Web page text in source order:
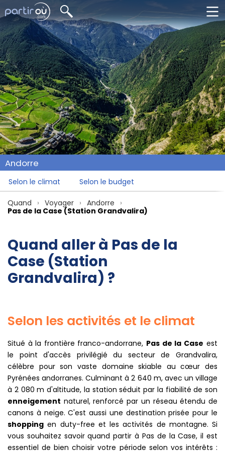
Andorre
Selon le climat Selon le budget
Quand Voyager
Andorre
Pas de la Case (Station Grandvalira)
Quand aller à Pas de la
Case (Station
Grandvalira) ?
Selon les activités et le climat
Situé à la frontière franco-andorrane, Pas de la Case est
le point d'accès privilégié du secteur de Grandvalira,
célèbre pour son vaste domaine skiable au cœur des
Pyrénées andorranes. Culminant à 2 640 m, avec un village
à 2 080 m d'altitude, la station séduit par la fiabilité de son
enneigement naturel, renforcé par un réseau étendu de
canons à neige. C'est aussi une destination prisée pour le
shopping en duty-free et les activités de montagne. Si
vous souhaitez savoir quand partir à Pas de la Case, il est
essentiel de bien choisir votre période selon vos intérêts :